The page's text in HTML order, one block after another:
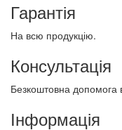
Гарантія
На всю продукцію.
Консультація
Безкоштовна допомога
Інформація